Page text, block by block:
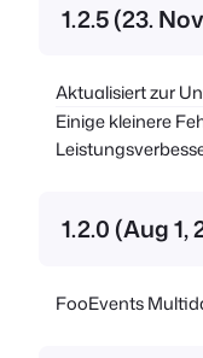
1.2.5 (23.
Aktualisiert zur
Einige kleinere
1.2.0 (Aug 1,
FooEvents